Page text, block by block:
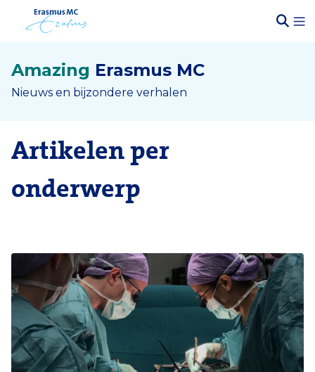
Amazing Erasmus MC
Nieuws en bijzondere verhalen
Artikelen per
onderwerp